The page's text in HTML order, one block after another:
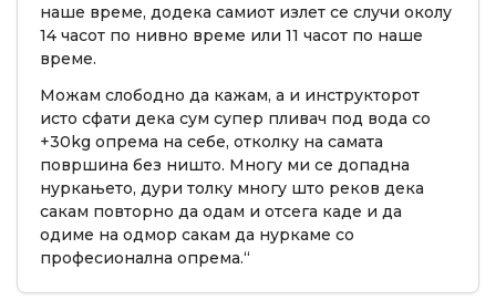
наше време, додека самиот излет се случи околу
14 часот по нивно време или 11 часот по наше
време.
Можам слободно да кажам, а и инструкторот
исто сфати дека сум супер пливач под вода со
+30kg опрема на себе, отколку на самата
површина без ништо. Многу ми се допадна
нуркањето, дури толку многу што реков дека
сакам повторно да одам и отсега каде и да
одиме на одмор сакам да нуркаме со
професионална опрема.“